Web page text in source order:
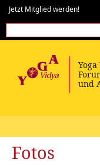
Jetzt Mitglied werden!
Fotos